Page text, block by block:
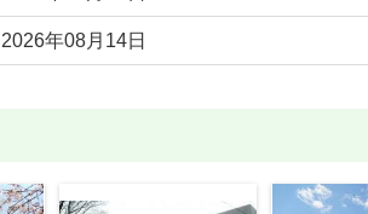
2026年08月14日